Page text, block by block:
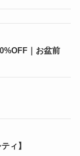
｜お盆前
ィ】